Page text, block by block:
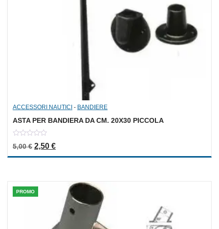
ACCESSORI NAUTICI - BANDIERE
ASTA PER BANDIERA DA CM. 20X30 PICCOLA
out
of
5,00€ Il prezzo originale era: 5,00 €.
2,50 €Il prezzo attuale è: 2,50 €.
PROMO